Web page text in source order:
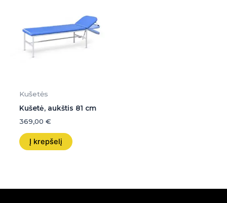
Kušetės
Kušetė, aukštis 81 cm
369,00 €
Į krepšelį